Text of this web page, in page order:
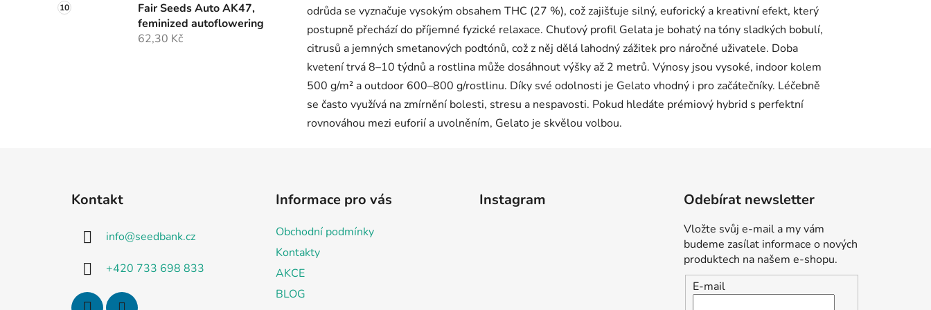
Fair Seeds Auto AK47,
feminized autoflowering
62,30 Kč
Kontakt
info@seedbank.cz
+420 733 698 833
Informace pro vás
Obchodní podmínky
Kontakty
AKCE
BLOG
Instagram Odebírat newsletter
Vložte svůj e-mail a my vám
budeme zasílat informace o nových
produktech na našem e-shopu.
E-mail